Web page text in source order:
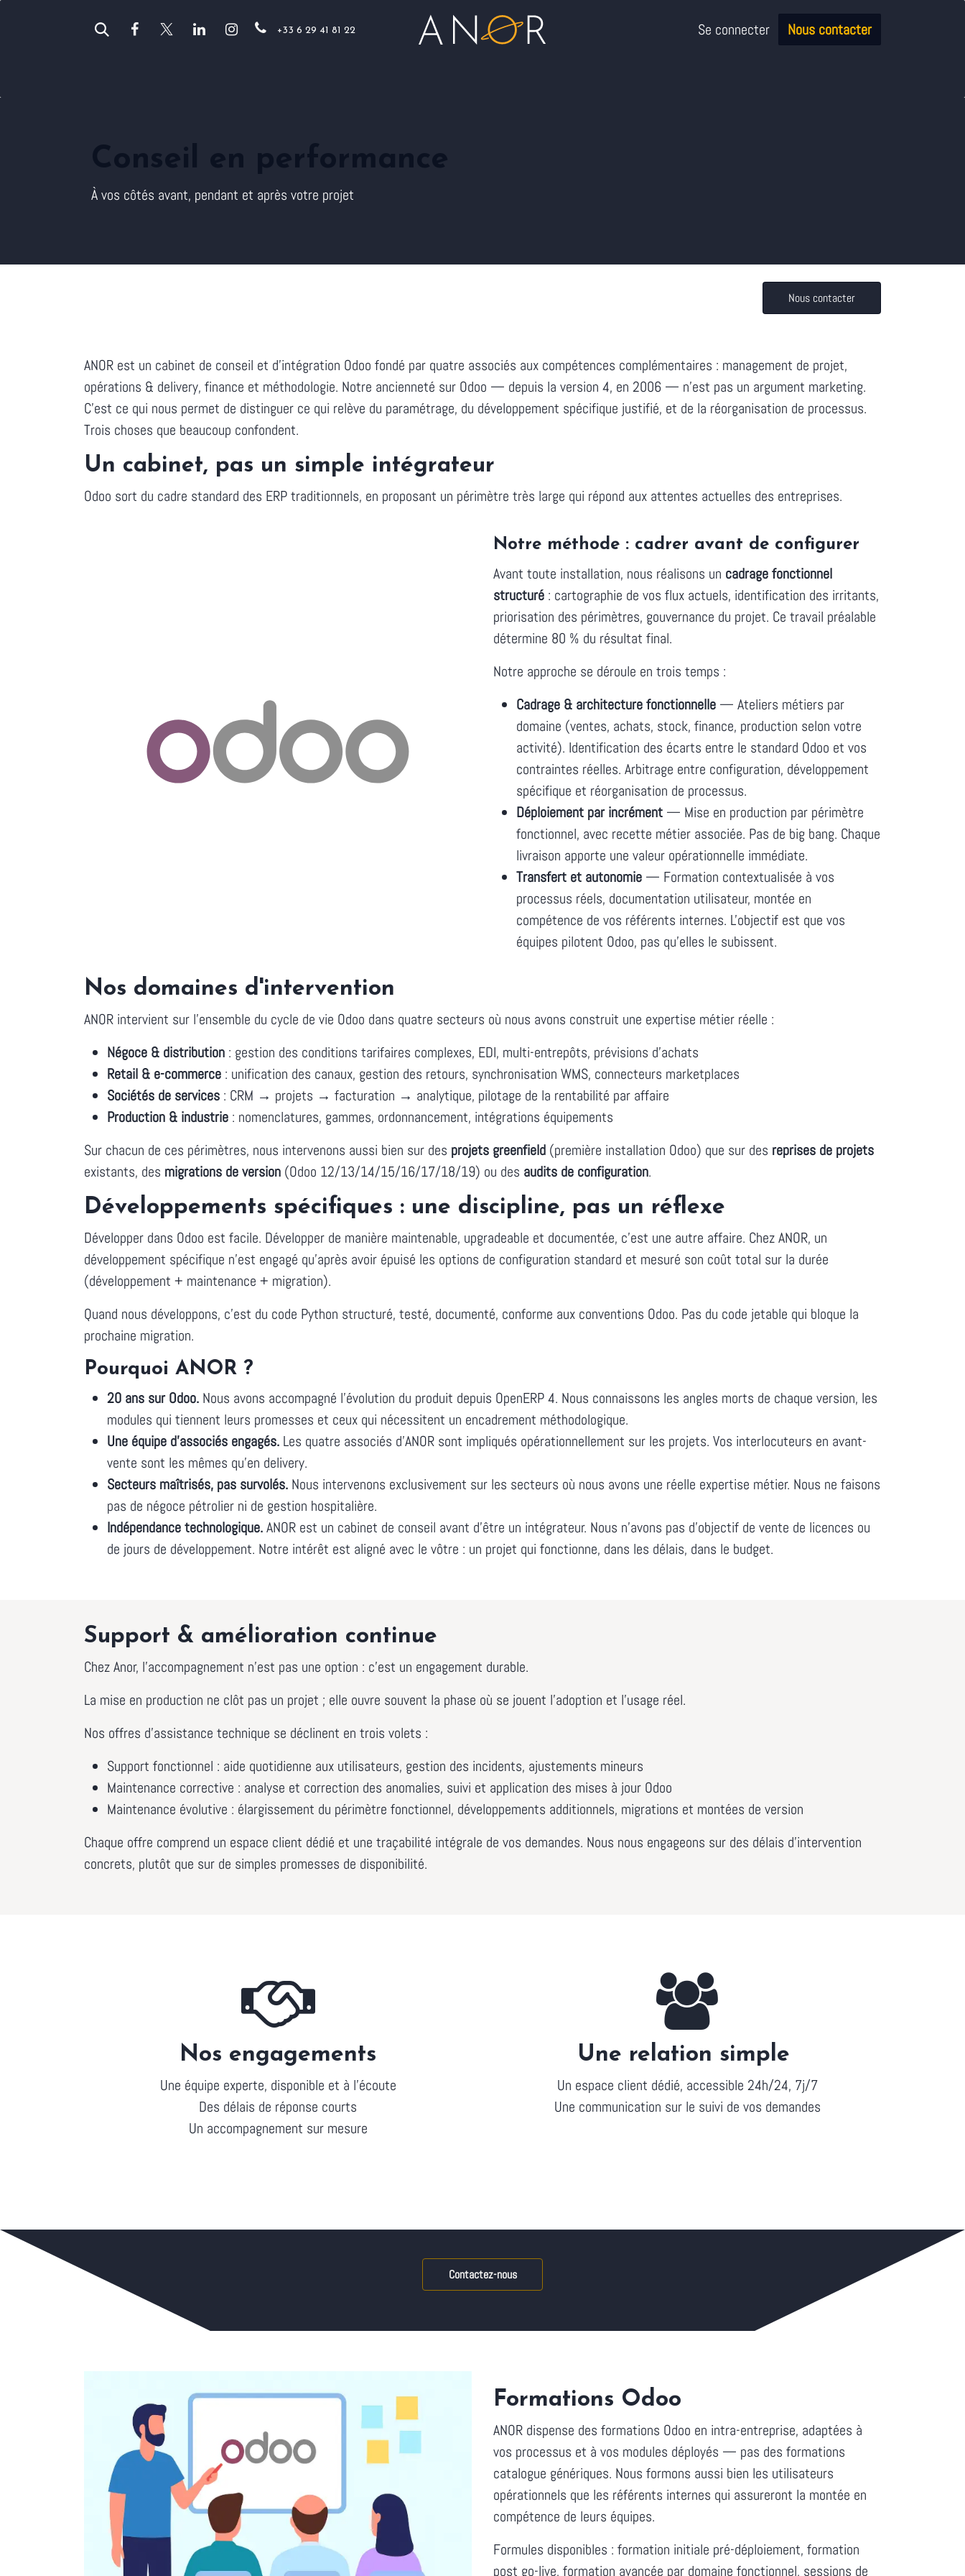
+33 6 29 41 81 22 Se connecter Nous contacter
À vos côtés avant, pendant et après votre projet
Nous contacter
ANOR est un cabinet de conseil et d'intégration Odoo fondé par quatre associés aux compétences complémentaires : management de projet,
opérations & delivery, finance et méthodologie. Notre ancienneté sur Odoo — depuis la version 4, en 2006 — n'est pas un argument marketing.
C'est ce qui nous permet de distinguer ce qui relève du paramétrage, du développement spécifique justifié, et de la réorganisation de processus.
Trois choses que beaucoup confondent.
Un cabinet, pas un simple intégrateur
Odoo sort du cadre standard des ERP traditionnels, en proposant un périmètre très large qui répond aux attentes actuelles des entreprises.
Notre méthode : cadrer avant de configurer
Avant toute installation, nous réalisons un cadrage fonctionnel
structuré : cartographie de vos flux actuels, identification des irritants,
priorisation des périmètres, gouvernance du projet. Ce travail préalable
détermine 80 % du résultat final.
Notre approche se déroule en trois temps :
Cadrage & architecture fonctionnelle — Ateliers métiers par
domaine (ventes, achats, stock, finance, production selon votre
activité). Identification des écarts entre le standard Odoo et vos
contraintes réelles. Arbitrage entre configuration, développement
spécifique et réorganisation de processus.
Déploiement par incrément — Mise en production par périmètre
fonctionnel, avec recette métier associée. Pas de big bang. Chaque
livraison apporte une valeur opérationnelle immédiate.
Transfert et autonomie — Formation contextualisée à vos
processus réels, documentation utilisateur, montée en
compétence de vos référents internes. L'objectif est que vos
équipes pilotent Odoo, pas qu'elles le subissent.
Nos domaines d'intervention
ANOR intervient sur l'ensemble du cycle de vie Odoo dans quatre secteurs où nous avons construit une expertise métier réelle :
Négoce & distribution : gestion des conditions tarifaires complexes, EDI, multi-entrepôts, prévisions d'achats
Retail & e-commerce : unification des canaux, gestion des retours, synchronisation WMS, connecteurs marketplaces
Sociétés de services : CRM → projets → facturation → analytique, pilotage de la rentabilité par affaire
Production & industrie : nomenclatures, gammes, ordonnancement, intégrations équipements
Sur chacun de ces périmètres, nous intervenons aussi bien sur des projets greenfield (première installation Odoo) que sur des reprises de projets
existants, des migrations de version (Odoo 12/13/14/15/16/17/18/19) ou des audits de configuration.
Développements spécifiques : une discipline, pas un réflexe
Développer dans Odoo est facile. Développer de manière maintenable, upgradeable et documentée, c'est une autre affaire. Chez ANOR, un
développement spécifique n'est engagé qu'après avoir épuisé les options de configuration standard et mesuré son coût total sur la durée
(développement + maintenance + migration).
Quand nous développons, c'est du code Python structuré, testé, documenté, conforme aux conventions Odoo. Pas du code jetable qui bloque la
prochaine migration.
Pourquoi ANOR ?
20 ans sur Odoo. Nous avons accompagné l'évolution du produit depuis OpenERP 4. Nous connaissons les angles morts de chaque version, les
modules qui tiennent leurs promesses et ceux qui nécessitent un encadrement méthodologique.
Une équipe d'associés engagés. Les quatre associés d'ANOR sont impliqués opérationnellement sur les projets. Vos interlocuteurs en avant-
vente sont les mêmes qu'en delivery.
Secteurs maîtrisés, pas survolés. Nous intervenons exclusivement sur les secteurs où nous avons une réelle expertise métier. Nous ne faisons
pas de négoce pétrolier ni de gestion hospitalière.
Indépendance technologique.ANOR est un cabinet de conseil avant d'être un intégrateur. Nous n'avons pas d'objectif de vente de licences ou
de jours de développement. Notre intérêt est aligné avec le vôtre : un projet qui fonctionne, dans les délais, dans le budget.
Support & amélioration continue
Chez Anor, l’accompagnement n’est pas une option : c’est un engagement durable.
La mise en production ne clôt pas un projet ; elle ouvre souvent la phase où se jouent l’adoption et l’usage réel.
Nos offres d’assistance technique se déclinent en trois volets :
Support fonctionnel : aide quotidienne aux utilisateurs, gestion des incidents, ajustements mineurs
Maintenance corrective : analyse et correction des anomalies, suivi et application des mises à jour Odoo
Maintenance évolutive : élargissement du périmètre fonctionnel, développements additionnels, migrations et montées de version
Chaque offre comprend un espace client dédié et une traçabilité intégrale de vos demandes. Nous nous engageons sur des délais d’intervention
concrets, plutôt que sur de simples promesses de disponibilité.
Nos engagements
Une équipe experte, disponible et à l’écoute
Des délais de réponse courts
Un accompagnement sur mesure
Une relation simple
Un espace client dédié, accessible 24h/24, 7j/7
Une communication sur le suivi de vos demandes
Contactez-nous
Formations Odoo
ANOR dispense des formations Odoo en intra-entreprise, adaptées à
vos processus et à vos modules déployés — pas des formations
catalogue génériques. Nous formons aussi bien les utilisateurs
opérationnels que les référents internes qui assureront la montée en
compétence de leurs équipes.
Formules disponibles : formation initiale pré-déploiement, formation
post go-live, formation avancée par domaine fonctionnel, sessions de